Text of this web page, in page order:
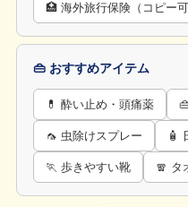
🏥 海外旅行保険（コピー可
👜 おすすめアイテム
💊 酔い止め・頭痛薬
🦟 虫除けスプレー 🧴
🏃 歩きやすい靴 🧣 タ